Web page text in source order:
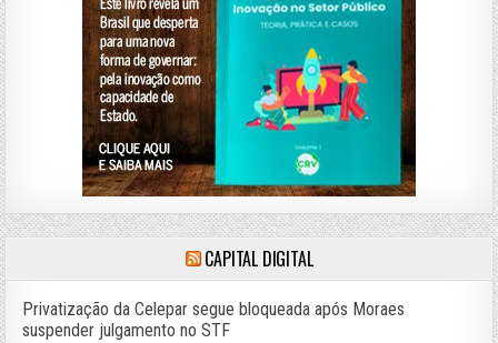
CAPITAL DIGITAL
Privatização da Celepar segue bloqueada após Moraes
suspender julgamento no STF